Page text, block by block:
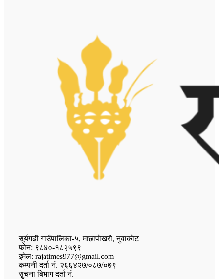
सूर्यगढी गाउँपालिका-५, माछापोखरी, नुवाकोट
फोन: ९८४०-१८२५९९
इमेल: rajatimes977@gmail.com
कम्पनी दर्ता नं. २६६४२७/०८७/०७९
सुचना बिभाग दर्ता नं.